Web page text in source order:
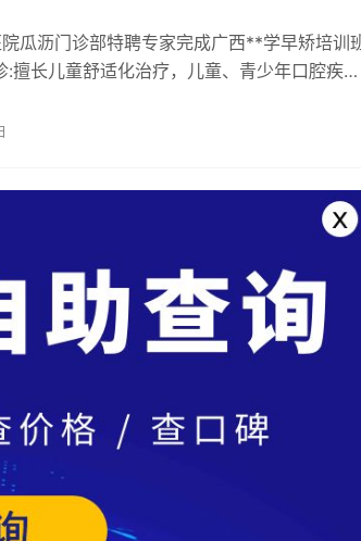
瓜沥门诊部特聘专家完成广西**学早矫培训
擅长儿童舒适化治疗，儿童、青少年口腔疾病